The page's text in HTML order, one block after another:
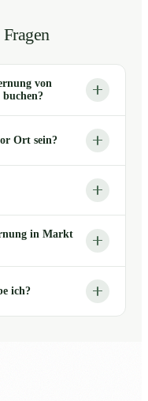
von
Ort sein?
in Markt
ich?